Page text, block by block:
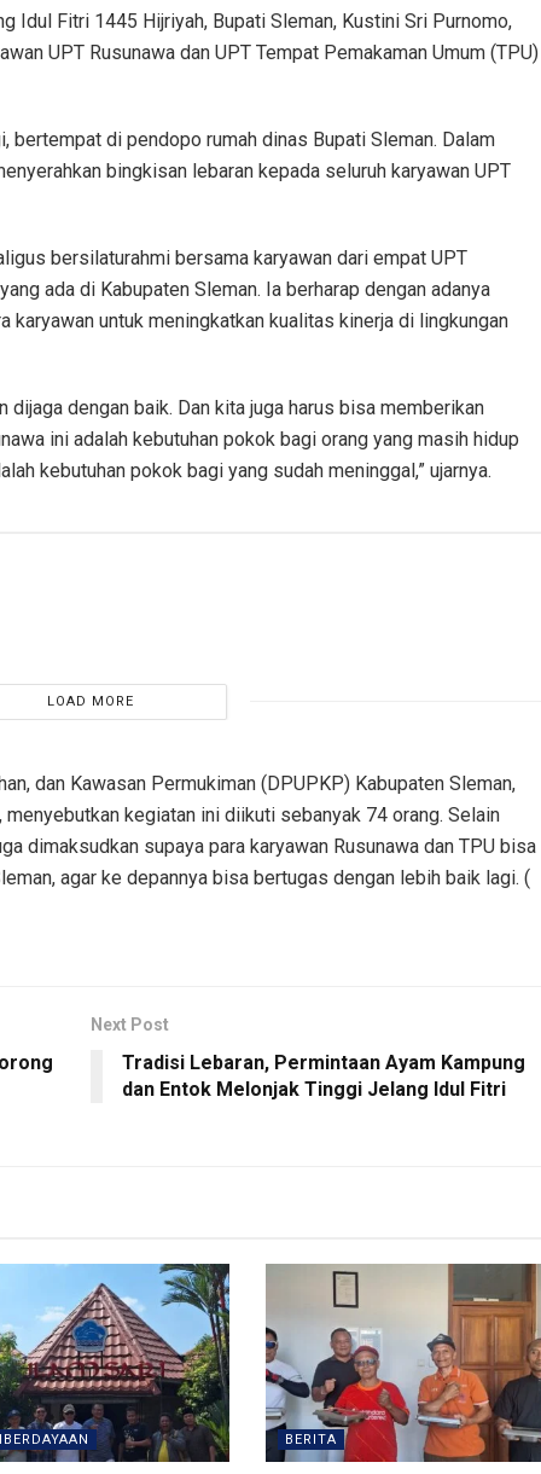
Idul Fitri 1445 Hijriyah, Bupati Sleman, Kustini Sri Purnomo,
UPT Rusunawa dan UPT Tempat Pemakaman Umum (TPU)
bertempat di pendopo rumah dinas Bupati Sleman. Dalam
bingkisan lebaran kepada seluruh karyawan UPT
bersilaturahmi bersama karyawan dari empat UPT
ada di Kabupaten Sleman. Ia berharap dengan adanya
karyawan untuk meningkatkan kualitas kinerja di lingkungan
dengan baik. Dan kita juga harus bisa memberikan
ini adalah kebutuhan pokok bagi orang yang masih hidup
kebutuhan pokok bagi yang sudah meninggal,” ujarnya.
LOAD MORE
dan Kawasan Permukiman (DPUPKP) Kabupaten Sleman,
menyebutkan kegiatan ini diikuti sebanyak 74 orang. Selain
dimaksudkan supaya para karyawan Rusunawa dan TPU bisa
agar ke depannya bisa bertugas dengan lebih baik lagi. (
Next Post
Tradisi Lebaran, Permintaan Ayam Kampung
dan Entok Melonjak Tinggi Jelang Idul Fitri
BERITA